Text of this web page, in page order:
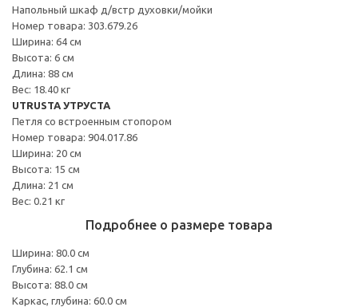
Напольный шкаф д/встр духовки/мойки
Номер товара: 303.679.26
Ширина: 64 см
Высота: 6 см
Длина: 88 см
Вес: 18.40 кг
UTRUSTA УТРУСТА
Петля со встроенным стопором
Номер товара: 904.017.86
Ширина: 20 см
Высота: 15 см
Длина: 21 см
Вес: 0.21 кг
Подробнее о размере товара
Ширина: 80.0 см
Глубина: 62.1 см
Высота: 88.0 см
Каркас, глубина: 60.0 см